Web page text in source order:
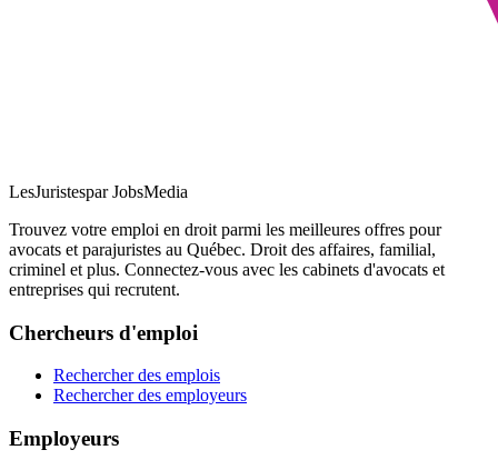
LesJuristespar JobsMedia
Trouvez votre emploi en droit parmi les meilleures offres pour
avocats et parajuristes au Québec. Droit des affaires, familial,
criminel et plus. Connectez-vous avec les cabinets d'avocats et
entreprises qui recrutent.
Chercheurs d'emploi
Rechercher des emplois
Rechercher des employeurs
Employeurs